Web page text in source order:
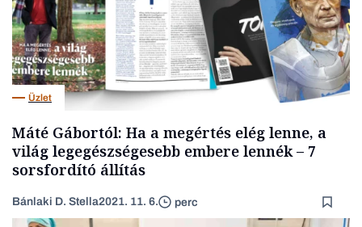
Üzlet
Máté Gábortól: Ha a megértés elég lenne, a
világ legegészségesebb embere lennék – 7
sorsfordító állítás
Bánlaki D. Stella2021. 11. 6. perc